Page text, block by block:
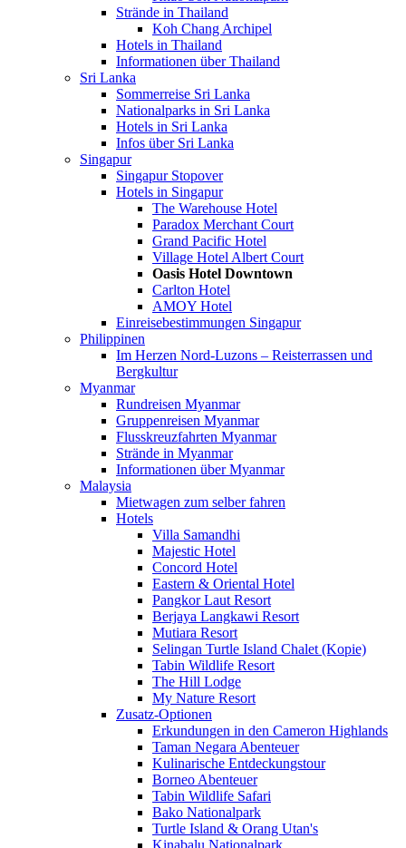
Strände in Thailand
Koh Chang Archipel
Hotels in Thailand
Informationen über Thailand
Sri Lanka
Sommerreise Sri Lanka
Nationalparks in Sri Lanka
Hotels in Sri Lanka
Infos über Sri Lanka
Singapur
Singapur Stopover
Hotels in Singapur
The Warehouse Hotel
Paradox Merchant Court
Grand Pacific Hotel
Village Hotel Albert Court
Oasis Hotel Downtown
Carlton Hotel
AMOY Hotel
Einreisebestimmungen Singapur
Philippinen
Im Herzen Nord-Luzons – Reisterrassen und
Bergkultur
Myanmar
Rundreisen Myanmar
Gruppenreisen Myanmar
Flusskreuzfahrten Myanmar
Strände in Myanmar
Informationen über Myanmar
Malaysia
Mietwagen zum selber fahren
Hotels
Villa Samandhi
Majestic Hotel
Concord Hotel
Eastern & Oriental Hotel
Pangkor Laut Resort
Berjaya Langkawi Resort
Mutiara Resort
Selingan Turtle Island Chalet (Kopie)
Tabin Wildlife Resort
The Hill Lodge
My Nature Resort
Zusatz-Optionen
Erkundungen in den Cameron Highlands
Taman Negara Abenteuer
Kulinarische Entdeckungstour
Borneo Abenteuer
Tabin Wildlife Safari
Bako Nationalpark
Turtle Island & Orang Utan's
Kinabalu Nationalpark